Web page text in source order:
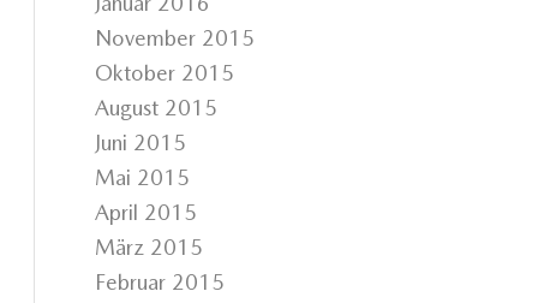
November 2015
Oktober 2015
August 2015
Juni 2015
Mai 2015
April 2015
März 2015
Februar 2015